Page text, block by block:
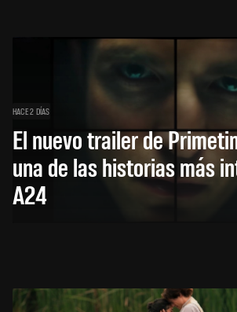
HACE 2 DÍAS
El nuevo trailer de
una de las historias más
A24